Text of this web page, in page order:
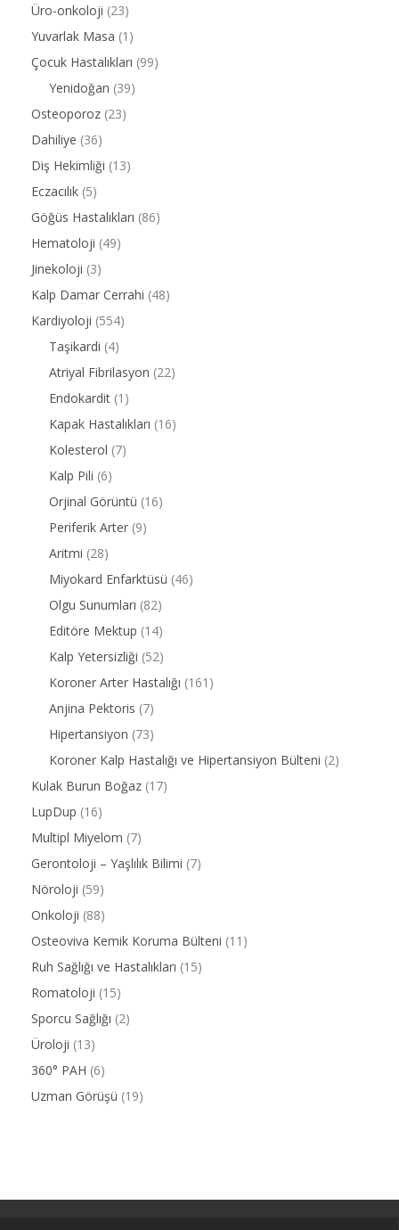
Üro-onkoloji (23)
Yuvarlak Masa (1)
Çocuk Hastalıkları (99)
Yenidoğan (39)
Osteoporoz (23)
Dahiliye (36)
Diş Hekimliği (13)
Eczacılık (5)
Göğüs Hastalıkları (86)
Hematoloji (49)
Jinekoloji (3)
Kalp Damar Cerrahi (48)
Kardiyoloji (554)
Taşikardi (4)
Atriyal Fibrilasyon (22)
Endokardit (1)
Kapak Hastalıkları (16)
Kolesterol (7)
Kalp Pili (6)
Orjinal Görüntü (16)
Periferik Arter (9)
Aritmi (28)
Miyokard Enfarktüsü (46)
Olgu Sunumları (82)
Editöre Mektup (14)
Kalp Yetersizliği (52)
Koroner Arter Hastalığı (161)
Anjina Pektoris (7)
Hipertansiyon (73)
Koroner Kalp Hastalığı ve Hipertansiyon Bülteni (2)
Kulak Burun Boğaz (17)
LupDup (16)
Multipl Miyelom (7)
Gerontoloji – Yaşlılık Bilimi (7)
Nöroloji (59)
Onkoloji (88)
Osteoviva Kemik Koruma Bülteni (11)
Ruh Sağlığı ve Hastalıkları (15)
Romatoloji (15)
Sporcu Sağlığı (2)
Üroloji (13)
360° PAH (6)
Uzman Görüşü (19)